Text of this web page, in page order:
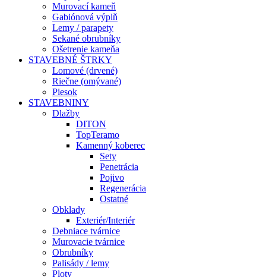
Murovací kameň
Gabiónová výplň
Lemy / parapety
Sekané obrubníky
Ošetrenie kameňa
STAVEBNÉ ŠTRKY
Lomové (drvené)
Riečne (omývané)
Piesok
STAVEBNINY
Dlažby
DITON
TopTeramo
Kamenný koberec
Sety
Penetrácia
Pojivo
Regenerácia
Ostatné
Obklady
Exteriér/Interiér
Debniace tvárnice
Murovacie tvárnice
Obrubníky
Palisády / lemy
Ploty